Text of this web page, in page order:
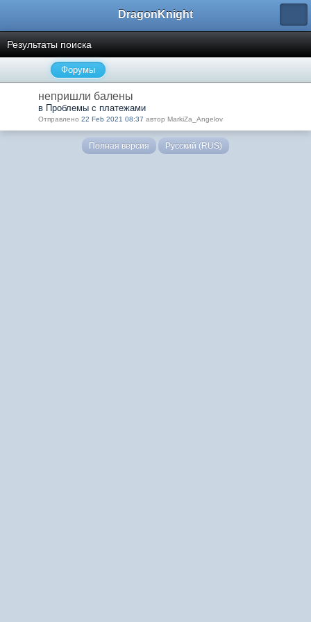
DragonKnight
Результаты поиска
Форумы
непришли балены
в Проблемы с платежами
Отправлено 22 Feb 2021 08:37 автор MarkiZa_Angelov
Полная версия Русский (RUS)